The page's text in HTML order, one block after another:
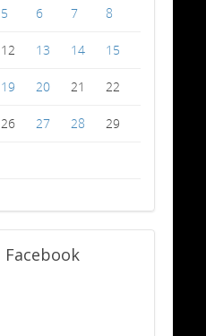
5 6 7 8
12 13 14 15
19 20 21 22
26 27 28 29
Facebook